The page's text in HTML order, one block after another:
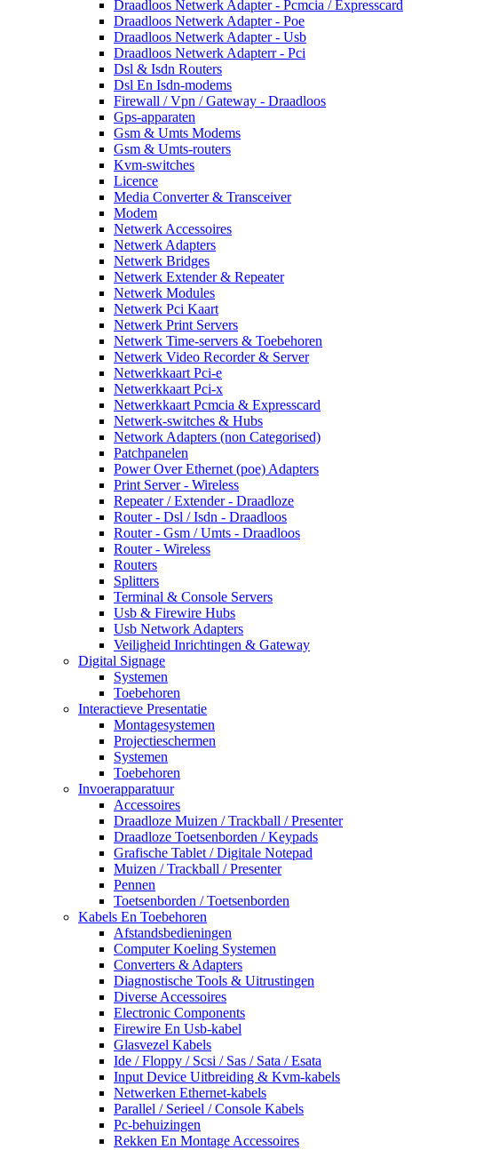
Draadloos Netwerk Adapter - Pcmcia / Expresscard
Draadloos Netwerk Adapter - Poe
Draadloos Netwerk Adapter - Usb
Draadloos Netwerk Adapterr - Pci
Dsl & Isdn Routers
Dsl En Isdn-modems
Firewall / Vpn / Gateway - Draadloos
Gps-apparaten
Gsm & Umts Modems
Gsm & Umts-routers
Kvm-switches
Licence
Media Converter & Transceiver
Modem
Netwerk Accessoires
Netwerk Adapters
Netwerk Bridges
Netwerk Extender & Repeater
Netwerk Modules
Netwerk Pci Kaart
Netwerk Print Servers
Netwerk Time-servers & Toebehoren
Netwerk Video Recorder & Server
Netwerkkaart Pci-e
Netwerkkaart Pci-x
Netwerkkaart Pcmcia & Expresscard
Netwerk-switches & Hubs
Network Adapters (non Categorised)
Patchpanelen
Power Over Ethernet (poe) Adapters
Print Server - Wireless
Repeater / Extender - Draadloze
Router - Dsl / Isdn - Draadloos
Router - Gsm / Umts - Draadloos
Router - Wireless
Routers
Splitters
Terminal & Console Servers
Usb & Firewire Hubs
Usb Network Adapters
Veiligheid Inrichtingen & Gateway
Digital Signage
Systemen
Toebehoren
Interactieve Presentatie
Montagesystemen
Projectieschermen
Systemen
Toebehoren
Invoerapparatuur
Accessoires
Draadloze Muizen / Trackball / Presenter
Draadloze Toetsenborden / Keypads
Grafische Tablet / Digitale Notepad
Muizen / Trackball / Presenter
Pennen
Toetsenborden / Toetsenborden
Kabels En Toebehoren
Afstandsbedieningen
Computer Koeling Systemen
Converters & Adapters
Diagnostische Tools & Uitrustingen
Diverse Accessoires
Electronic Components
Firewire En Usb-kabel
Glasvezel Kabels
Ide / Floppy / Scsi / Sas / Sata / Esata
Input Device Uitbreiding & Kvm-kabels
Netwerken Ethernet-kabels
Parallel / Serieel / Console Kabels
Pc-behuizingen
Rekken En Montage Accessoires